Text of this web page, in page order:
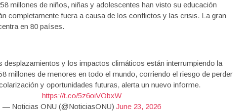
millones de niños, niñas y adolescentes han visto su educación
completamente fuera a causa de los conflictos y las crisis. La gran
en 80 países.
desplazamientos y los impactos climáticos están interrumpiendo la
millones de menores en todo el mundo, corriendo el riesgo de perder
y oportunidades futuras, alerta un nuevo informe.
https://t.co/5z6oiVObxW
— Noticias ONU (@NoticiasONU)June 23, 2026